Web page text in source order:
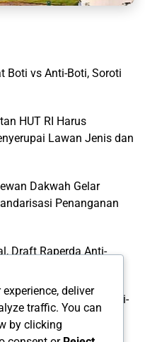
Boti vs Anti-Boti, Soroti
HUT RI Harus
Lawan Jenis dan
Dakwah Gelar
Penanganan
Draft Raperda Anti-
Balad
Draft Raperda Anti-
deliver
traffic. You can
by clicking